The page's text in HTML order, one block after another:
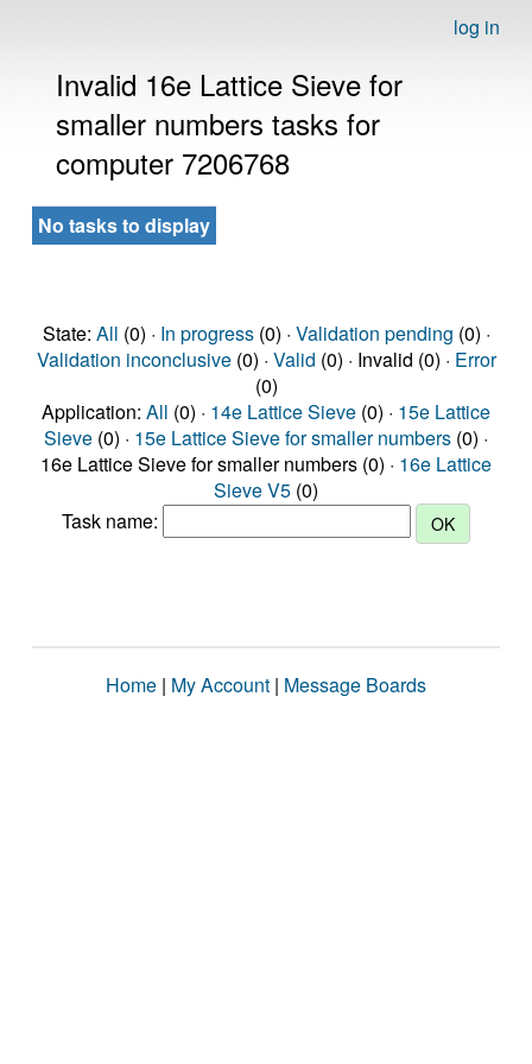
log in
Invalid 16e Lattice Sieve for
smaller numbers tasks for
computer 7206768
No tasks to display
State: All (0) · In progress(0) · Validation pending (0) ·
Validation inconclusive(0) · Valid (0) · Invalid (0) · Error
(0)
Application: All (0) · 14e Lattice Sieve (0) · 15e Lattice
Sieve (0) · 15e Lattice Sieve for smaller numbers (0) ·
16e Lattice Sieve for smaller numbers (0) · 16e Lattice
Sieve V5 (0)
Task name:
Home | My Account | Message Boards